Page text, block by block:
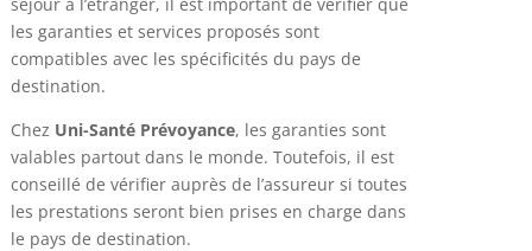
les garanties et services proposés sont
compatibles avec les spécificités du pays de
destination.
Chez Uni-Santé Prévoyance, les garanties sont
valables partout dans le monde. Toutefois, il est
conseillé de vérifier auprès de l’assureur si toutes
les prestations seront bien prises en charge dans
le pays de destination.